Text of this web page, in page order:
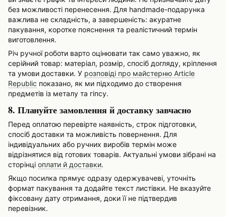
без можливості перенесення. Для handmade-подарунка
важлива не складність, а завершеність: акуратне
пакування, коротке пояснення та реалістичний термін
виготовлення.
Річ ручної роботи варто оцінювати так само уважно, як
серійний товар: матеріал, розмір, спосіб догляду, кріплення
та умови доставки. У розповіді про майстерню Article
Republic показано, як ми підходимо до створення
предметів із металу та гіпсу.
8. Плануйте замовлення й доставку завчасно
Перед оплатою перевірте наявність, строк підготовки,
спосіб доставки та можливість повернення. Для
індивідуальних або ручних виробів термін може
відрізнятися від готових товарів. Актуальні умови зібрані на
сторінці оплати й доставки.
Якщо посилка прямує одразу одержувачеві, уточніть
формат пакування та додайте текст листівки. Не вказуйте
фіксовану дату отримання, доки її не підтвердив
перевізник.